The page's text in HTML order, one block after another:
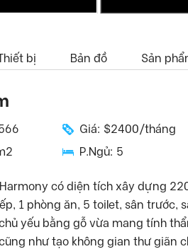
bị Bản đồ Sản
Giá: $2400/tháng
P.Ngủ: 5
có diện tích xây dựng
1 phòng ăn, 5 toilet, sân trước,
yếu bằng gỗ vừa mang tính
như tạo không gian thư giãn